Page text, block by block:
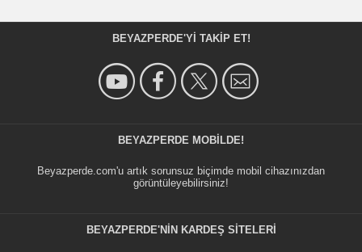
BEYAZPERDE'YI TAKIP ET!
BEYAZPERDE MOBILDE!
Beyazperde.com'u artık sorunsuz biçimde mobil cihazınızdan
görüntüleyebilirsiniz!
BEYAZPERDE'NIN KARDEŞ SİTELERİ